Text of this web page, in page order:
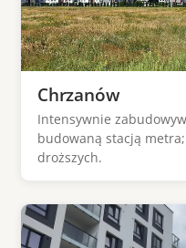
Chrzanów
Intensywnie
budowaną stacją
droższych.